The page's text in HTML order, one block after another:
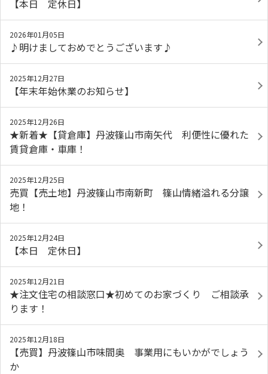
【本日 定休日】
2026年01月05日
♪明けましておめでとうございます♪
2025年12月27日
【年末年始休業のお知らせ】
2025年12月26日
★新着★【貸倉庫】丹波篠山市南矢代 利便性に優れた
賃貸倉庫・車庫！
2025年12月25日
売買【売土地】丹波篠山市南新町 篠山情緒溢れる分譲
地！
2025年12月24日
【本日 定休日】
2025年12月21日
★注文住宅の相談窓口★初めてのお家づくり ご相談承
ります！
2025年12月18日
【売買】丹波篠山市味間奥 事業用にもいかがでしょう
か